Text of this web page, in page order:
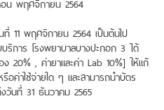
ที่ 11 พฤศจิกายน 2564 เป็นต้นไป
ริการ โรงพยาบาลบางปะกอก 3 ได้
20% , ค่ายาและค่า Lab 10%] ให้แก้
อค่าใช้จ่ายใด ๆ และสามารถนำบัตร
วันที่ 31 ธันวาคม 2565